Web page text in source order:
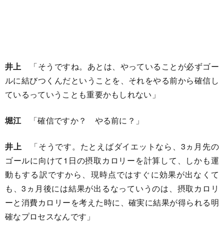
井上 「そうですね。あとは、やっていることが必ずゴー
ルに結びつくんだということを、それをやる前から確信し
ているっていうことも重要かもしれない」
堀江「確信ですか？ やる前に？」
井上 「そうです。たとえばダイエットなら、3ヵ月先の
ゴールに向けて1日の摂取カロリーを計算して、しかも運
動もする訳ですから、現時点ではすぐに効果が出なくて
も、3ヵ月後には結果が出るなっていうのは、摂取カロリ
ーと消費カロリーを考えた時に、確実に結果が得られる明
確なプロセスなんです」